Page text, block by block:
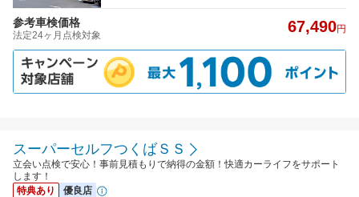
参考車検価格
法定24ヶ月点検対象 67,490円
スーパーセルフつくばＳＳ
立会い点検で安心！事前見積もりで納得の金額！快適カーライフをサポート
します！
特典あり
優良店